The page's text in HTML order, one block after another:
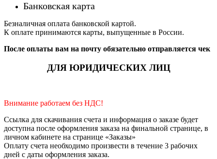
Банковская карта
Безналичная оплата банковской картой.
К оплате принимаются карты, выпущенные в России.
После оплаты вам на почту обязательно отправляется чек
ДЛЯ ЮРИДИЧЕСКИХ ЛИЦ
Внимание работаем без НДС!
Ссылка для скачивания счета и информация о заказе будет
доступна после оформления заказа на финальной странице, в
личном кабинете на странице «Заказы»
Оплату счета необходимо произвести в течение 3 рабочих
дней с даты оформления заказа.